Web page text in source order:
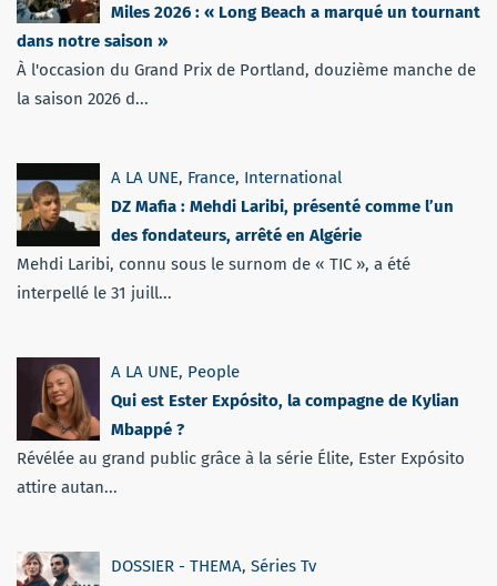
Miles 2026 : « Long Beach a marqué un tournant
dans notre saison »
À l'occasion du Grand Prix de Portland, douzième manche de
la saison 2026 d...
A LA UNE, France, International
DZ Mafia : Mehdi Laribi, présenté comme l’un
des fondateurs, arrêté en Algérie
Mehdi Laribi, connu sous le surnom de « TIC », a été
interpellé le 31 juill...
A LA UNE, People
Qui est Ester Expósito, la compagne de Kylian
Mbappé ?
Révélée au grand public grâce à la série Élite, Ester Expósito
attire autan...
DOSSIER - THEMA, Séries Tv